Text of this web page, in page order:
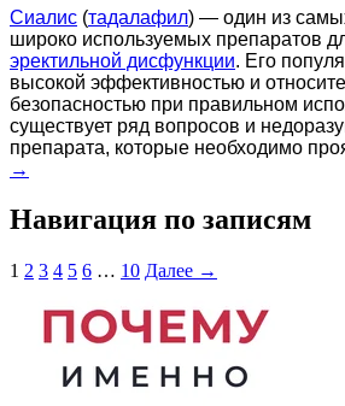
Сиалис (тадалафил) — один из
широко используемых препаратов
эректильной дисфункции. Его
высокой эффективностью и
безопасностью при правильном
существует ряд вопросов и
препарата, которые необходимо
→
Навигация по записям
1 2 3 4 5 6 … 10 Далее →